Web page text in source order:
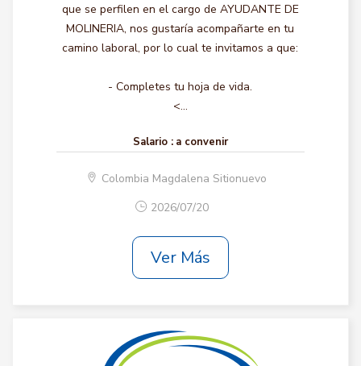
que se perfilen en el cargo de AYUDANTE DE
MOLINERIA, nos gustaría acompañarte en tu
camino laboral, por lo cual te invitamos a que:
- Completes tu hoja de vida.
<...
Salario : a convenir
Colombia Magdalena Sitionuevo
2026/07/20
Ver Más